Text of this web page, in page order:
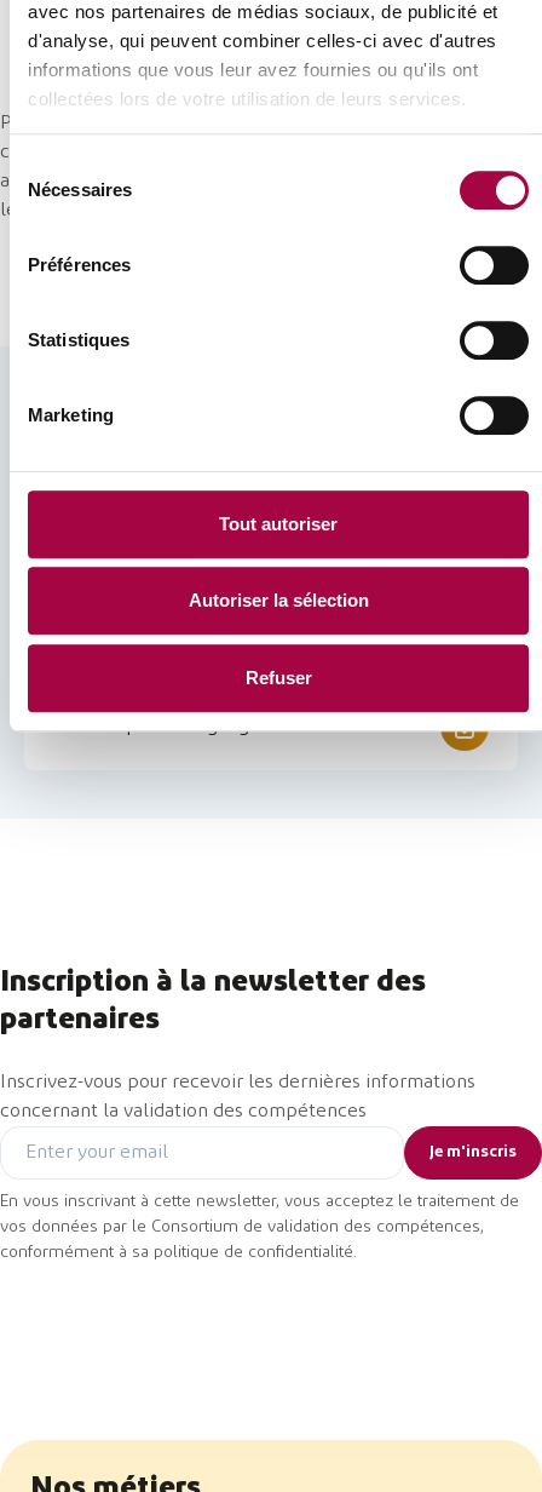
avec nos partenaires de médias sociaux, de publicité et
d'analyse, qui peuvent combiner celles-ci avec d'autres
informations que vous leur avez fournies ou qu'ils ont
collectées lors de votre utilisation de leurs services.
Nécessaires
Préférences
Statistiques
Marketing
Tout autoriser
Autoriser la sélection
Refuser
Certificat Europass ;
à actualiser son profilActirisouForem.
Pour les inscrits chez Actiris, le fait de signaler le statut de
chercheur d’emploi permet de bénéficier du coaching Link, un
accompagnement personnalisé pour la recherche d’emploi et
le développement de carrière.
disposition
Le PowerPoint à destination des candidats
La rubrique témoignage
Inscription à la newsletter des
partenaires
Inscrivez-vous pour recevoir les dernières informations
concernant la validation des compétences
Email
En vous inscrivant à cette newsletter, vous acceptez le traitement de
vos données par le Consortium de validation des compétences,
conformément à sa politique de confidentialité.